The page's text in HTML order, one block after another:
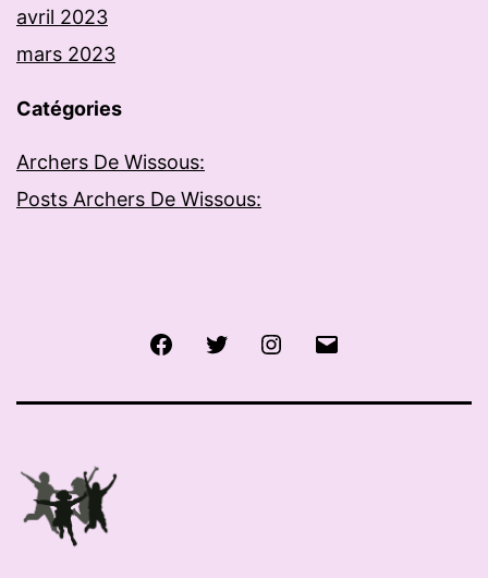
avril 2023
mars 2023
Catégories
Archers De Wissous:
Posts Archers De Wissous:
FacebookTwitter Instagram